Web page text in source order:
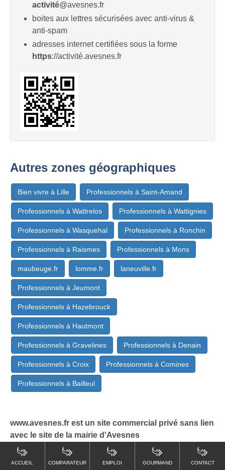
ACCUEIL COMPARATEUR EMPLOI GOURMAND CONTACT
activité@avesnes.fr
boites aux lettres sécurisées avec anti-virus &
anti-spam
adresses internet certifiées sous la forme
https://activité.avesnes.fr
Autres zones géographiques
Bien vivre à Lille Professionnels à Saint-Amand
Professionnels à Wattrelos Professionnels à Wattignies
Professionnels à Wasquehal Professionnels à Ronchin
Professionnels à Raismes Professionnels à Mons
maubeuge.fr lomme.fr laneuville.fr
Professionnels à Jeumont
Professionnels à Hazebrouck
Professionnels à Hautmont
Professionnels à Gravelines Professionnels à Denain
Professionnels à Croix Professionnels à Comines
Professionnels à Bailleul
www.avesnes.fr est un site commercial privé sans lien
avec le site de la mairie d'Avesnes